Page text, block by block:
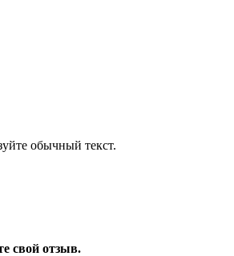
обычный текст.
свой отзыв.